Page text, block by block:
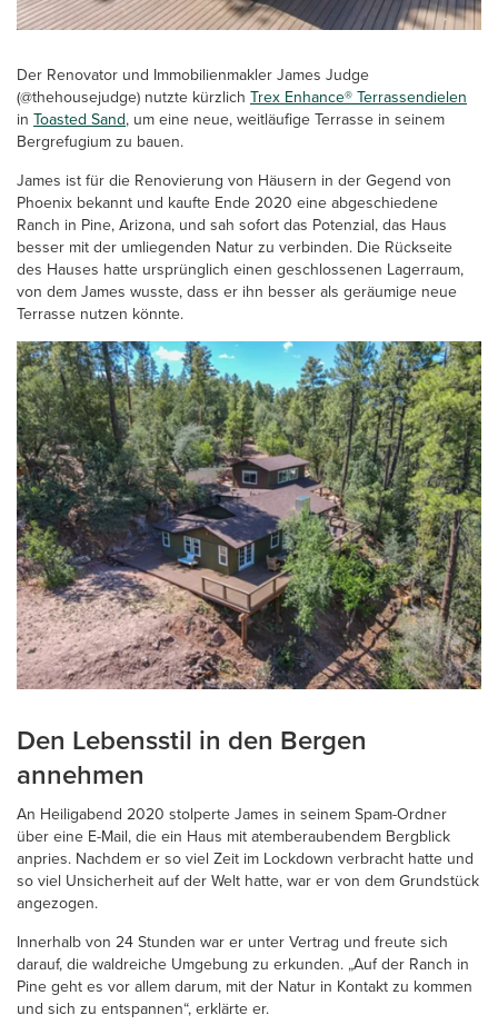
Der Renovator und Immobilienmakler James Judge
(@thehousejudge) nutzte kürzlich Trex Enhance® Terrassendielen
in Toasted Sand, um eine neue, weitläufige Terrasse in seinem
Bergrefugium zu bauen.
James ist für die Renovierung von Häusern in der Gegend von
Phoenix bekannt und kaufte Ende 2020 eine abgeschiedene
Ranch in Pine, Arizona, und sah sofort das Potenzial, das Haus
besser mit der umliegenden Natur zu verbinden. Die Rückseite
des Hauses hatte ursprünglich einen geschlossenen Lagerraum,
von dem James wusste, dass er ihn besser als geräumige neue
Terrasse nutzen könnte.
Den Lebensstil in den Bergen
annehmen
An Heiligabend 2020 stolperte James in seinem Spam-Ordner
über eine E-Mail, die ein Haus mit atemberaubendem Bergblick
anpries. Nachdem er so viel Zeit im Lockdown verbracht hatte und
so viel Unsicherheit auf der Welt hatte, war er von dem Grundstück
angezogen.
Innerhalb von 24 Stunden war er unter Vertrag und freute sich
darauf, die waldreiche Umgebung zu erkunden. „Auf der Ranch in
Pine geht es vor allem darum, mit der Natur in Kontakt zu kommen
und sich zu entspannen“, erklärte er.